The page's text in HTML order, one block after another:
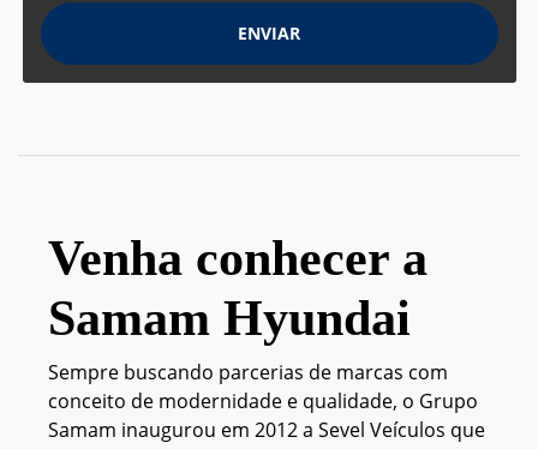
ENVIAR
Venha conhecer a
Samam Hyundai
Sempre buscando parcerias de marcas com
conceito de modernidade e qualidade, o Grupo
Samam inaugurou em 2012 a Sevel Veículos que